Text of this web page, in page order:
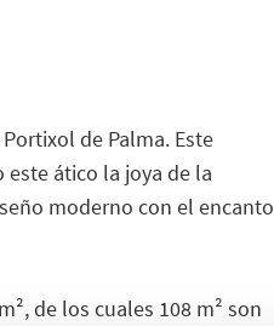
de Palma. Este
ático la joya de la
moderno con el encanto
de los cuales 108 m² son